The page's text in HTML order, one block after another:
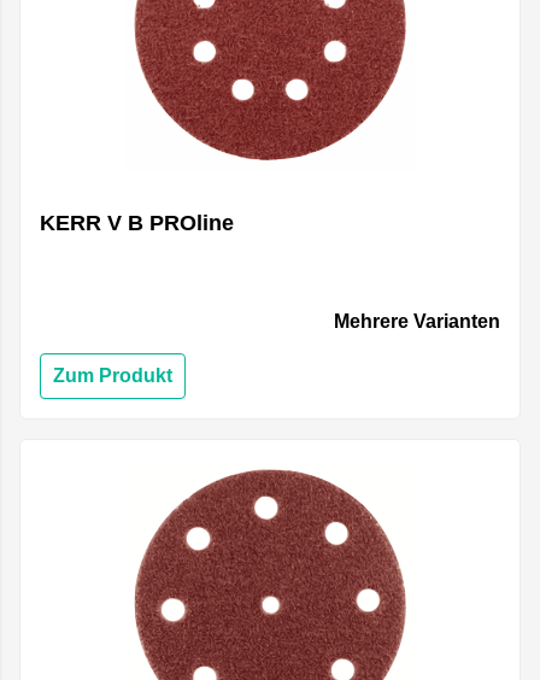
KERR V B PROline
Mehrere Varianten
Zum Produkt